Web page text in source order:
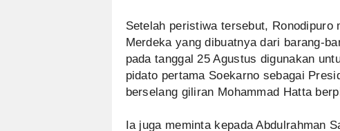
Setelah peristiwa tersebut, Ronodipuro
Merdeka yang dibuatnya dari barang-
pada tanggal 25 Agustus digunakan
pidato pertama Soekarno sebagai
berselang giliran Mohammad Hatta
Ia juga meminta kepada Abdulrahman